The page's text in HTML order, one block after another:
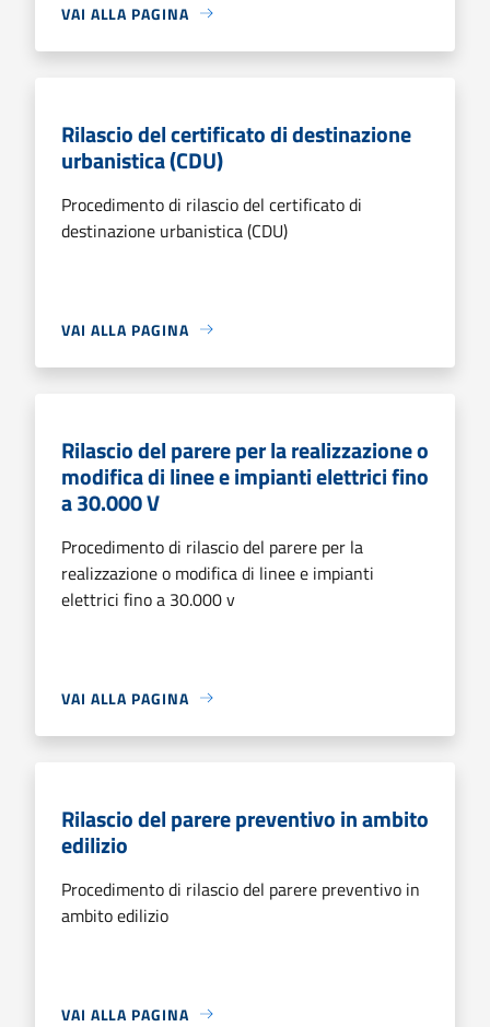
VAI ALLA PAGINA
Rilascio del certificato di destinazione
urbanistica (CDU)
Procedimento di rilascio del certificato di
destinazione urbanistica (CDU)
VAI ALLA PAGINA
Rilascio del parere per la realizzazione o
modifica di linee e impianti elettrici fino
a 30.000 V
Procedimento di rilascio del parere per la
realizzazione o modifica di linee e impianti
elettrici fino a 30.000 v
VAI ALLA PAGINA
Rilascio del parere preventivo in ambito
edilizio
Procedimento di rilascio del parere preventivo in
ambito edilizio
VAI ALLA PAGINA